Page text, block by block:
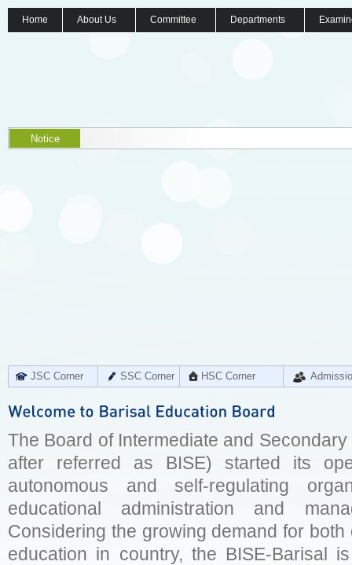
Home About Us Committee Departments
Notice
JSC Corner SSC Corner HSC Corner
The Board of Intermediate and
after referred as BISE) started its
autonomous and self-regulating
educational administration and
Considering the growing demand for
education in country, the BISE-Barisal